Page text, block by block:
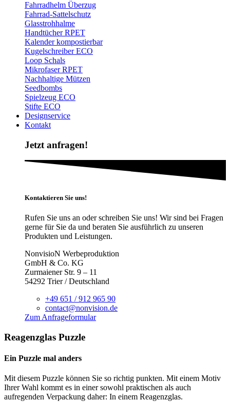
Fahrradhelm Überzug
Fahrrad-Sattelschutz
Glasstrohhalme
Handtücher RPET
Kalender kompostierbar
Kugelschreiber ECO
Loop Schals
Mikrofaser RPET
Nachhaltige Mützen
Seedbombs
Spielzeug ECO
Stifte ECO
Designservice
Kontakt
Jetzt anfragen!
Kontaktieren Sie uns!
Rufen Sie uns an oder schreiben Sie uns! Wir sind bei Fragen
gerne für Sie da und beraten Sie ausführlich zu unseren
Produkten und Leistungen.
NonvisioN Werbeproduktion
GmbH & Co. KG
Zurmaiener Str. 9 – 11
54292 Trier / Deutschland
+49 651 / 912 965 90
contact@nonvision.de
Zum Anfrageformular
Reagenzglas Puzzle
Ein Puzzle mal anders
Mit diesem Puzzle können Sie so richtig punkten. Mit einem Motiv
Ihrer Wahl kommt es in einer sowohl praktischen als auch
aufregenden Verpackung daher: In einem Reagenzglas.